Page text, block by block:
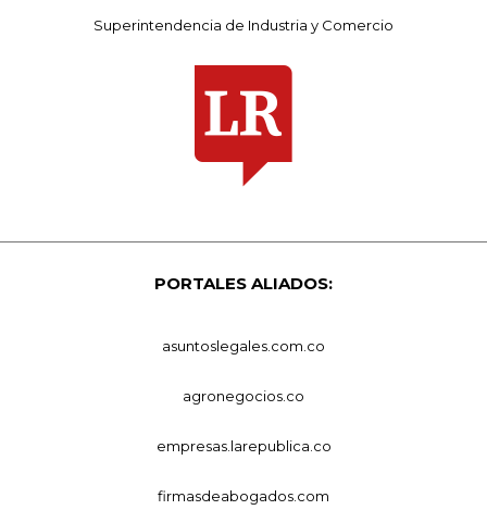
Superintendencia de Industria y Comercio
PORTALES ALIADOS:
asuntoslegales.com.co
agronegocios.co
empresas.larepublica.co
firmasdeabogados.com